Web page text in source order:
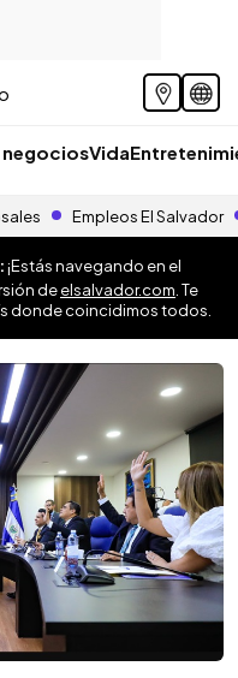
negociosVida
Empleos El Salvador
¡Estás navegando en el
deelsalvador.com . Te
donde coincidimos todos.